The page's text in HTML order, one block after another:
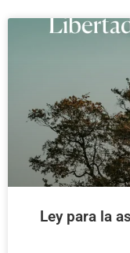
Ley para la